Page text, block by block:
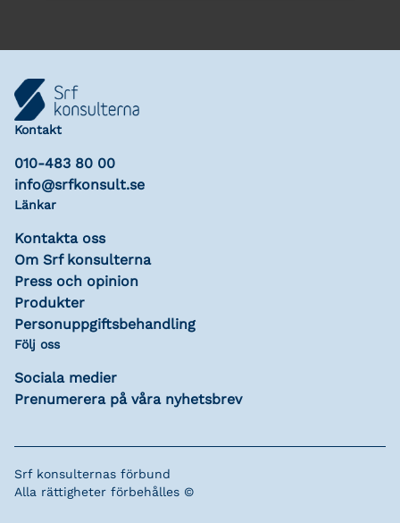
Kontakt
010-483 80 00
info@srfkonsult.se
Länkar
Kontakta oss
Om Srf konsulterna
Press och opinion
Produkter
Personuppgiftsbehandling
Följ oss
Sociala medier
Prenumerera på våra nyhetsbrev
Srf konsulternas förbund
Alla rättigheter förbehålles ©